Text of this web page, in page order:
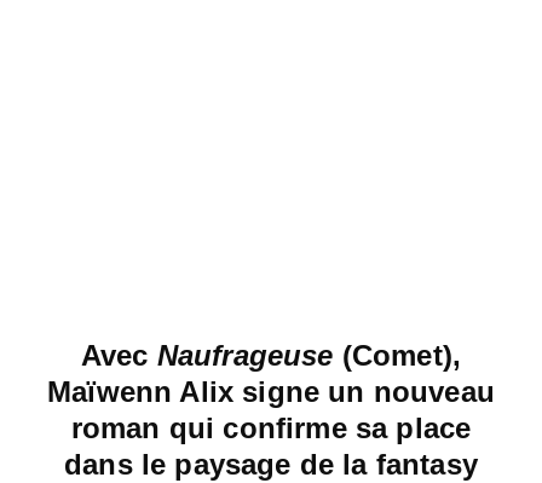
Avec Naufrageuse (Comet),
Maïwenn Alix signe un nouveau
roman qui confirme sa place
dans le paysage de la fantasy